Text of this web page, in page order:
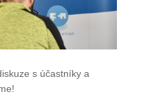
s účastníky a